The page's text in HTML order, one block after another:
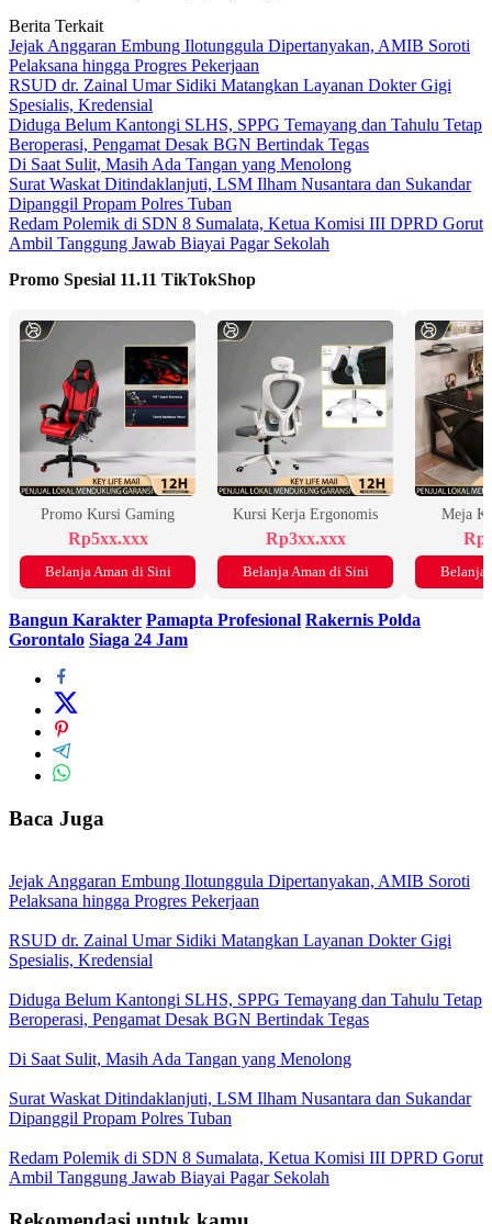
Berita Terkait
Jejak Anggaran Embung Ilotunggula Dipertanyakan, AMIB Soroti
Pelaksana hingga Progres Pekerjaan
RSUD dr. Zainal Umar Sidiki Matangkan Layanan Dokter Gigi
Spesialis, Kredensial
Diduga Belum Kantongi SLHS, SPPG Temayang dan Tahulu Tetap
Beroperasi, Pengamat Desak BGN Bertindak Tegas
Di Saat Sulit, Masih Ada Tangan yang Menolong
Surat Waskat Ditindaklanjuti, LSM Ilham Nusantara dan Sukandar
Dipanggil Propam Polres Tuban
Redam Polemik di SDN 8 Sumalata, Ketua Komisi III DPRD Gorut
Ambil Tanggung Jawab Biayai Pagar Sekolah
Promo Spesial 11.11 TikTokShop
Promo Kursi Gaming
Rp5xx.xxx
Belanja Aman di Sini
Kursi Kerja Ergonomis
Rp3xx.xxx
Belanja Aman di Sini
Meja
Belanja
Bangun Karakter Pamapta Profesional Rakernis Polda
Gorontalo Siaga 24 Jam
Baca Juga
Jejak Anggaran Embung Ilotunggula Dipertanyakan, AMIB Soroti
Pelaksana hingga Progres Pekerjaan
RSUD dr. Zainal Umar Sidiki Matangkan Layanan Dokter Gigi
Spesialis, Kredensial
Diduga Belum Kantongi SLHS, SPPG Temayang dan Tahulu Tetap
Beroperasi, Pengamat Desak BGN Bertindak Tegas
Di Saat Sulit, Masih Ada Tangan yang Menolong
Surat Waskat Ditindaklanjuti, LSM Ilham Nusantara dan Sukandar
Dipanggil Propam Polres Tuban
Redam Polemik di SDN 8 Sumalata, Ketua Komisi III DPRD Gorut
Ambil Tanggung Jawab Biayai Pagar Sekolah